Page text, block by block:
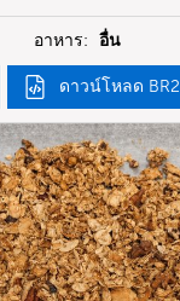
อาหาร: อื่น
ดาวน์โหลด BR2